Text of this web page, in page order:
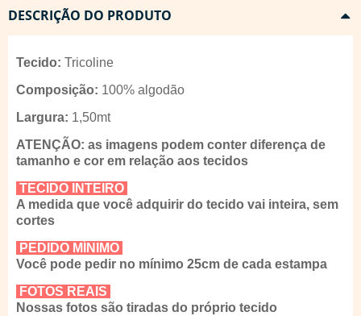
DESCRIÇÃO DO PRODUTO
Tecido: Tricoline
Composição: 100% algodão
Largura: 1,50mt
ATENÇÃO: as imagens podem conter diferença de
tamanho e cor em relação aos tecidos
TECIDO INTEIRO
A medida que você adquirir do tecido vai inteira, sem
cortes
PEDIDO MÍNIMO
Você pode pedir no mínimo 25cm de cada estampa
FOTOS REAIS
Nossas fotos são tiradas do próprio tecido